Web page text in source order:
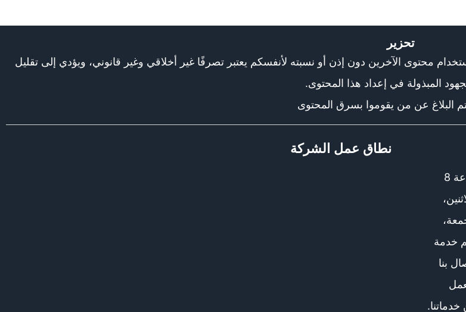
تحزير
محتوى الآخرين دون إذن أو نسبته لأنفسكم يعتبر تصرفًا غير أخلاقي وغير قانوني، ويؤدي إلى تقليل
المبذولة في إعداد هذا المحتوى.
البلاغ عن من يقوموا بسرق المحتوى
مواعيد العمل: يوميًا من الساعة 8
خدمة
بنا
نطاق عمل الشركة